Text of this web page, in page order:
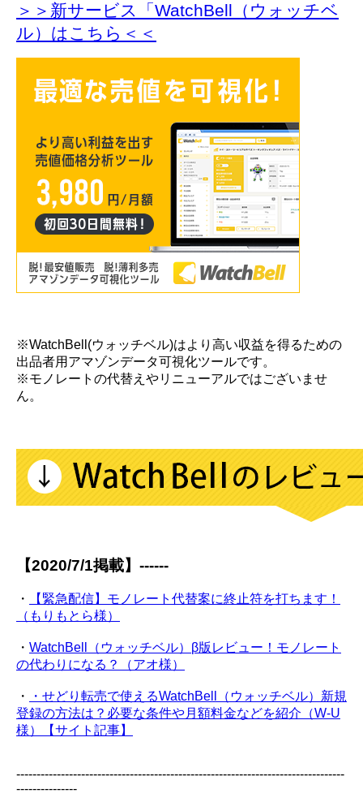
＞＞新サービス「WatchBell（ウォッチベ
ル）はこちら＜＜
※WatchBell(ウォッチベル)はより高い収益を得るための
出品者用アマゾンデータ可視化ツールです。
※モノレートの代替えやリニューアルではございませ
ん。
【2020/7/1掲載】------
・
【緊急配信】モノレート代替案に終止符を打ちます！
（もりもとら様）
・ WatchBell（ウォッチベル）β版レビュー！モノレート
の代わりになる？（アオ様）
・
・せどり転売で使えるWatchBell（ウォッチベル）新規
登録の方法は？必要な条件や月額料金などを紹介（W-U
様）【サイト記事】
---------------------------------------------------------------------------------
---------------